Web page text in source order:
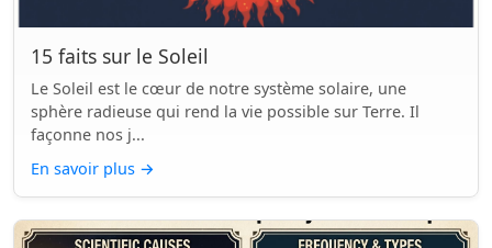
15 faits sur le Soleil
Le Soleil est le cœur de notre système solaire, une
sphère radieuse qui rend la vie possible sur Terre. Il
façonne nos j...
En savoir plus →